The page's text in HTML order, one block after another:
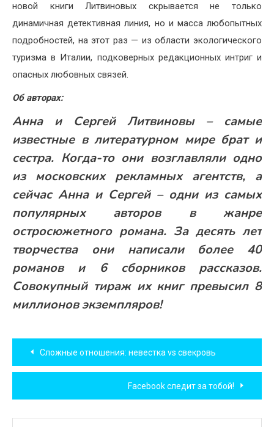
новой книги Литвиновых скрывается не только
динамичная детективная линия, но и масса любопытных
подробностей, на этот раз — из области экологического
туризма в Италии, подковерных редакционных интриг и
опасных любовных связей.
Об авторах:
Анна и Сергей Литвиновы – самые
известные в литературном мире брат и
сестра. Когда-то они возглавляли одно
из московских рекламных агентств, а
сейчас Анна и Сергей – одни из самых
популярных авторов в жанре
остросюжетного романа. За десять лет
творчества они написали более 40
романов и 6 сборников рассказов.
Совокупный тираж их книг превысил 8
миллионов экземпляров!
Навигация
по
записям
Сложные отношения: невестка vs свекровь
Facebook следит за тобой!